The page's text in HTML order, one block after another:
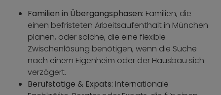
Familien in Übergangsphasen: Familien, die
einen befristeten Arbeitsaufenthalt in München
planen, oder solche, die eine flexible
Zwischenlösung benötigen, wenn die Suche
nach einem Eigenheim oder der Hausbau sich
verzögert.
Berufstätige & Expats: Internationale